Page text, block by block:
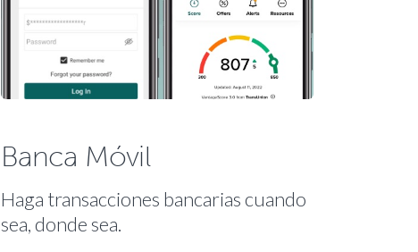
Banca Móvil
Haga transacciones bancarias cuando
sea, donde sea.